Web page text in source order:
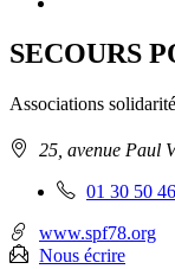
SECOURS
Associations solidarité
Adresse25, avenue Paul
Téléphone
:
01 30 50
www.spf78.org
Nous écrire